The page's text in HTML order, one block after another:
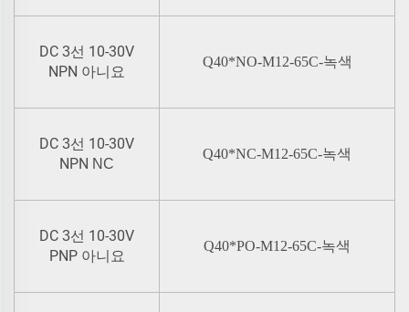
DC 3선 10-30V
NPN 아니요
Q40*NO-M12-65C-녹색
DC 3선 10-30V
NPN NC
Q40*NC-M12-65C-녹색
DC 3선 10-30V
PNP 아니요
Q40*PO-M12-65C-녹색